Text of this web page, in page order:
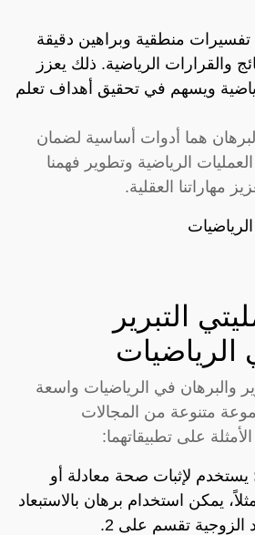
تفسيرات منطقية وبراهين دقيقة
والقرارات الرياضية. ذلك يعزز
ويسهم في تحقيق أهداف تعلم
هما أدوات أساسية لضمان
الرياضية وتطوير فهمنا
مهاراتنا العقلية.
التبرير
الرياضيات
والبرهان في الرياضيات واسعة
متنوعة من المجالات
على تطبيقاتهما:
يستخدم لإثبات صحة معادلة أو
يمكن استخدام برهان بالاستبعاد
الزوجية تقسم على 2.